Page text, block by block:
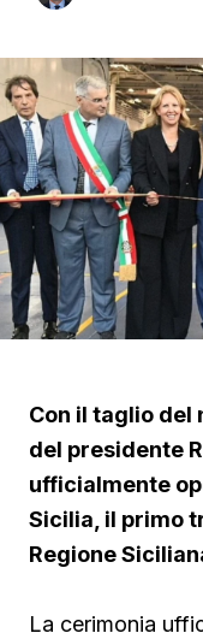
Con il taglio del
del presidente
ufficialmente
Sicilia, il primo
Regione
La cerimonia